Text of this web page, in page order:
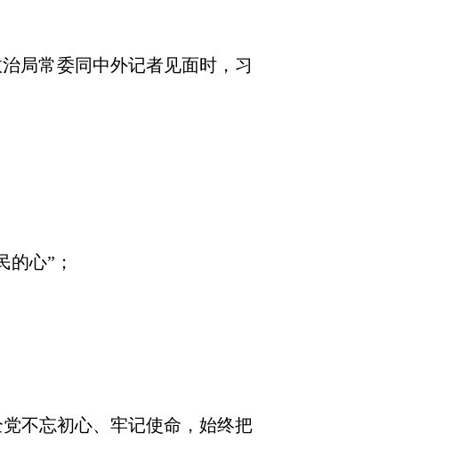
局常委同中外记者见面时，习
心”；
不忘初心、牢记使命，始终把